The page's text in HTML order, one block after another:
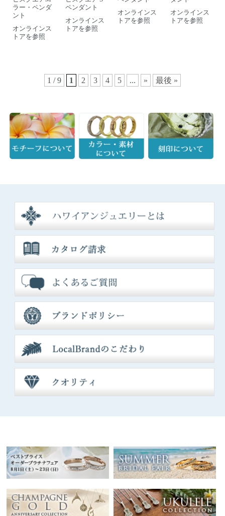
ラー・ペンダ
ント
オンラインス
トアを参照
ペンダント
オンラインス
トアを参照
オンラインス
トアを参照
オンラインス
トアを参照
1 / 9 1 2 3 4 5 ... » 最後 »